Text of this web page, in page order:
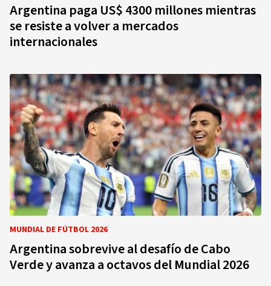
Argentina paga US$ 4300 millones mientras
se resiste a volver a mercados
internacionales
MUNDIAL DE FÚTBOL 2026
Argentina sobrevive al desafío de Cabo
Verde y avanza a octavos del Mundial 2026